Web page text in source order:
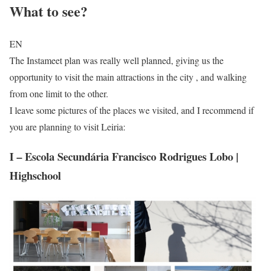
What to see?
EN
The Instameet plan was really well planned, giving us the
opportunity to visit the main attractions in the city , and walking
from one limit to the other.
I leave some pictures of the places we visited, and I recommend if
you are planning to visit Leiria:
I – Escola Secundária Francisco Rodrigues Lobo |
Highschool